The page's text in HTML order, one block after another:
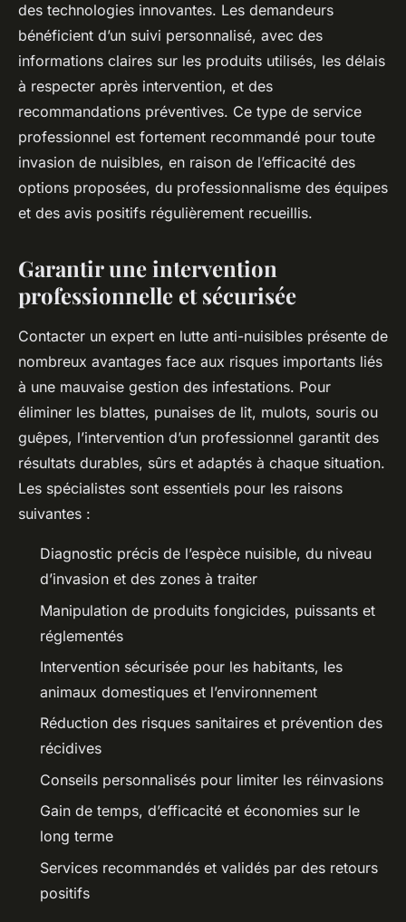
des technologies innovantes. Les demandeurs
bénéficient d’un suivi personnalisé, avec des
informations claires sur les produits utilisés, les délais
à respecter après intervention, et des
recommandations préventives. Ce type de service
professionnel est fortement recommandé pour toute
invasion de nuisibles, en raison de l’efficacité des
options proposées, du professionnalisme des équipes
et des avis positifs régulièrement recueillis.
Garantir une intervention
professionnelle et sécurisée
Contacter un expert en lutte anti-nuisibles présente de
nombreux avantages face aux risques importants liés
à une mauvaise gestion des infestations. Pour
éliminer les blattes, punaises de lit, mulots, souris ou
guêpes, l’intervention d’un professionnel garantit des
résultats durables, sûrs et adaptés à chaque situation.
Les spécialistes sont essentiels pour les raisons
suivantes :
Diagnostic précis de l’espèce nuisible, du niveau
d’invasion et des zones à traiter
Manipulation de produits fongicides, puissants et
réglementés
Intervention sécurisée pour les habitants, les
animaux domestiques et l’environnement
Réduction des risques sanitaires et prévention des
récidives
Conseils personnalisés pour limiter les réinvasions
Gain de temps, d’efficacité et économies sur le
long terme
Services recommandés et validés par des retours
positifs